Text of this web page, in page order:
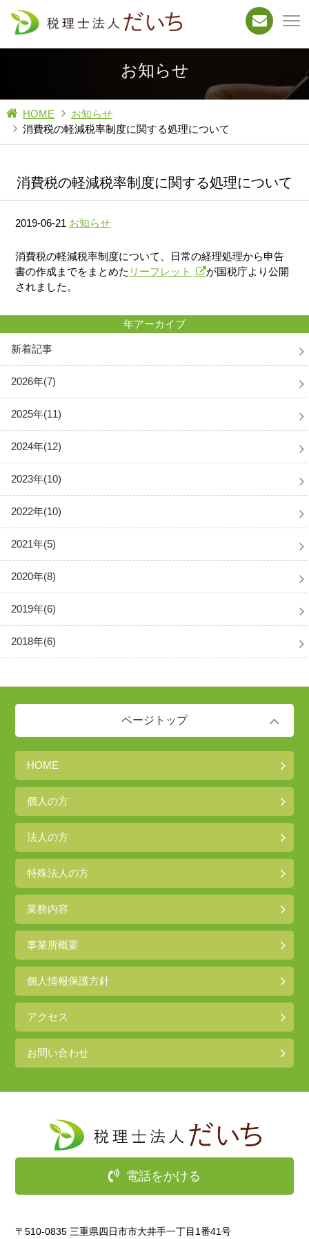
お知らせ
HOME
お知らせ
消費税の軽減税率制度に関する処理について
消費税の軽減税率制度に関する処理について
2019-06-21 お知らせ
消費税の軽減税率制度について、日常の経理処理から申告
書の作成までをまとめた リーフレット
が国税庁より公開
されました。
年アーカイブ
新着記事
2026年(7)
2025年(11)
2024年(12)
2023年(10)
2022年(10)
2021年(5)
2020年(8)
2019年(6)
2018年(6)
ページトップ
HOME
個人の方
法人の方
特殊法人の方
業務内容
事業所概要
個人情報保護方針
アクセス
お問い合わせ
電話をかける
〒510-0835 三重県四日市市大井手一丁目1番41号